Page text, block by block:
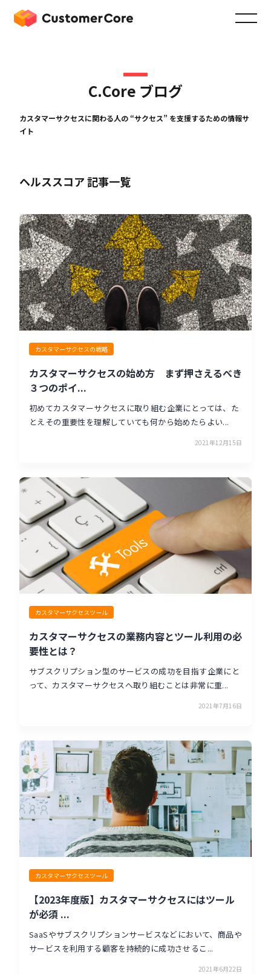
C.Core ブログ
カスタマーサクセスに関わる人の “サクセス” を支援するための情報サ
イト
ヘルススコア 記事一覧
カスタマーサクセスの戦略
カスタマーサクセスの始め方 まず押さえるべき
３つのポイ...
初めてカスタマーサクセスに取り組む企業にとっては、た
とえその重要性を理解していても何から始めたらよい...
2021年12月15日
カスタマーサクセスツール
カスタマーサクセスの業務内容とツール利用の必
要性とは？
サブスクリプション型のサービスの成功を目指す企業にと
って、カスタマーサクセスへ取り組むことは非常に重...
2021年7月16日
カスタマーサクセスツール
【2023年度版】カスタマーサクセスにはツール
が必須 ...
SaaSやサブスクリプションサービスなどにおいて、商品や
サービスを利用する顧客を持続的に成功させるこ...
2021年6月22日